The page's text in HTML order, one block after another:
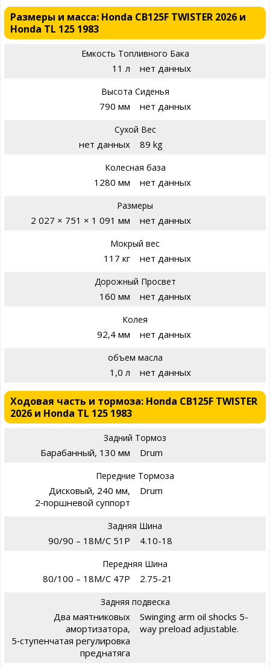
Размеры и масса: Honda CB125F TWISTER 2026 и
Honda TL 125 1983
Емкость Топливного Бака
11 л нет данных
Высота Сиденья
790 мм нет данных
Сухой Вес
нет данных 89 kg
Колесная база
1280 мм нет данных
Размеры
2 027 × 751 × 1 091 мм нет данных
Мокрый вес
117 кг нет данных
Дорожный Просвет
160 мм нет данных
Колея
92,4 мм нет данных
объем масла
1,0 л нет данных
Ходовая часть и тормоза: Honda CB125F TWISTER
2026 и Honda TL 125 1983
Задний Тормоз
Барабанный, 130 мм Drum
Передние Тормоза
Дисковый, 240 мм,
2‑поршневой суппорт
Drum
Задняя Шина
90/90 – 18M/C 51P 4.10-18
Передняя Шина
80/100 – 18M/C 47P 2.75-21
Задняя подвеска
Два маятниковых
амортизатора,
5‑ступенчатая регулировка
преднатяга
Swinging arm oil shocks 5-
way preload adjustable.